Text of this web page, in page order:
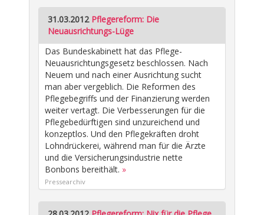
31.03.2012 Pflegereform: Die
Neuausrichtungs-Lüge
Das Bundeskabinett hat das Pflege-
Neuausrichtungsgesetz beschlossen. Nach
Neuem und nach einer Ausrichtung sucht
man aber vergeblich. Die Reformen des
Pflegebegriffs und der Finanzierung werden
weiter vertagt. Die Verbesserungen für die
Pflegebedürftigen sind unzureichend und
konzeptlos. Und den Pflegekräften droht
Lohndrückerei, während man für die Ärzte
und die Versicherungsindustrie nette
Bonbons bereithält. »
Pressearchiv